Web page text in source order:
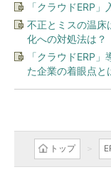
「クラウドERP
不正とミスの温床
化への対処法は？
「クラウドERP
た企業の着眼点と
トップ